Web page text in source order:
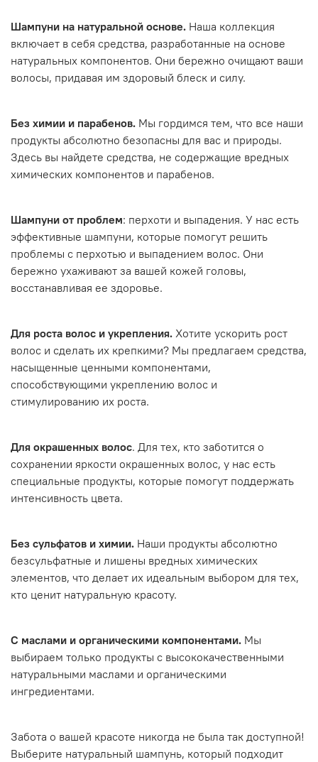
Шампуни на натуральной основе. Наша коллекция
включает в себя средства, разработанные на основе
натуральных компонентов. Они бережно очищают ваши
волосы, придавая им здоровый блеск и силу.
Без химии и парабенов. Мы гордимся тем, что все наши
продукты абсолютно безопасны для вас и природы.
Здесь вы найдете средства, не содержащие вредных
химических компонентов и парабенов.
Шампуни от проблем: перхоти и выпадения. У нас есть
эффективные шампуни, которые помогут решить
проблемы с перхотью и выпадением волос. Они
бережно ухаживают за вашей кожей головы,
восстанавливая ее здоровье.
Для роста волос и укрепления. Хотите ускорить рост
волос и сделать их крепкими? Мы предлагаем средства,
насыщенные ценными компонентами,
способствующими укреплению волос и
стимулированию их роста.
Для окрашенных волос. Для тех, кто заботится о
сохранении яркости окрашенных волос, у нас есть
специальные продукты, которые помогут поддержать
интенсивность цвета.
Без сульфатов и химии. Наши продукты абсолютно
безсульфатные и лишены вредных химических
элементов, что делает их идеальным выбором для тех,
кто ценит натуральную красоту.
С маслами и органическими компонентами. Мы
выбираем только продукты с высококачественными
натуральными маслами и органическими
ингредиентами.
Забота о вашей красоте никогда не была так доступной!
Выберите натуральный шампунь, который подходит